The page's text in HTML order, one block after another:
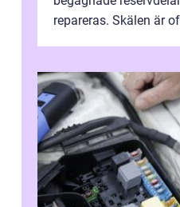
repareras. Skälen är